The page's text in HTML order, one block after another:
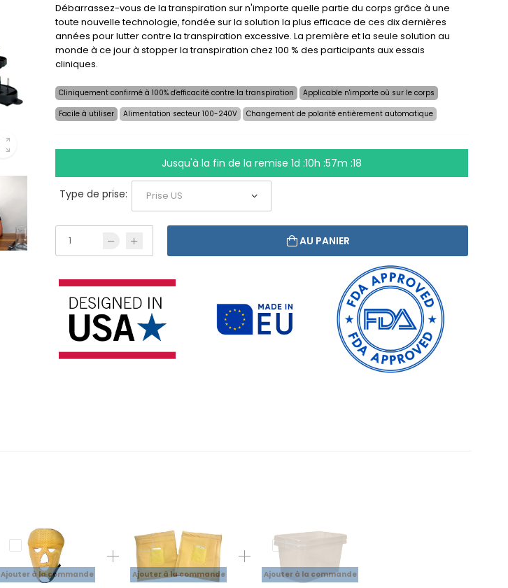
Débarrassez-vous de la transpiration sur n'importe quelle partie du corps grâce à une
toute nouvelle technologie, fondée sur la solution la plus efficace de ces dix dernières
années pour lutter contre la transpiration excessive. La première et la seule solution au
monde à ce jour à stopper la transpiration chez 100 % des participants aux essais
cliniques.
Cliniquement confirmé à 100% d'efficacité contre la transpiration
Applicable n'importe où sur le corps
Facile à utiliser
Alimentation secteur 100-240V Changement de polarité entièrement automatique
Jusqu'à la fin de la remise 1d :10h :57m :17
Type de prise:
AU PANIER
Ajouter à la commande Ajouter à la commande Ajouter à la commande